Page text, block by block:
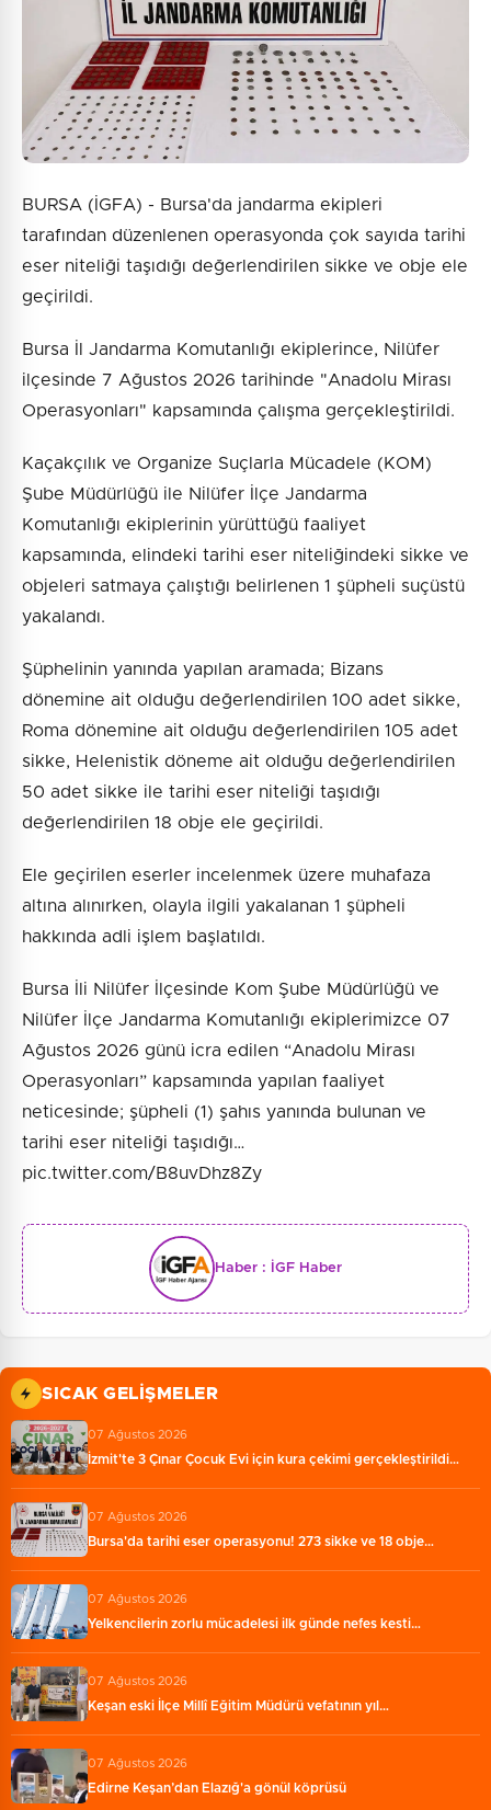
BURSA (İGFA) - Bursa'da jandarma ekipleri
tarafından düzenlenen operasyonda çok sayıda tarihi
eser niteliği taşıdığı değerlendirilen sikke ve obje ele
geçirildi.
Bursa İl Jandarma Komutanlığı ekiplerince, Nilüfer
ilçesinde 7 Ağustos 2026 tarihinde "Anadolu Mirası
Operasyonları" kapsamında çalışma gerçekleştirildi.
Kaçakçılık ve Organize Suçlarla Mücadele (KOM)
Şube Müdürlüğü ile Nilüfer İlçe Jandarma
Komutanlığı ekiplerinin yürüttüğü faaliyet
kapsamında, elindeki tarihi eser niteliğindeki sikke ve
objeleri satmaya çalıştığı belirlenen 1 şüpheli suçüstü
yakalandı.
Şüphelinin yanında yapılan aramada; Bizans
dönemine ait olduğu değerlendirilen 100 adet sikke,
Roma dönemine ait olduğu değerlendirilen 105 adet
sikke, Helenistik döneme ait olduğu değerlendirilen
50 adet sikke ile tarihi eser niteliği taşıdığı
değerlendirilen 18 obje ele geçirildi.
Ele geçirilen eserler incelenmek üzere muhafaza
altına alınırken, olayla ilgili yakalanan 1 şüpheli
hakkında adli işlem başlatıldı.
Bursa İli Nilüfer İlçesinde Kom Şube Müdürlüğü ve
Nilüfer İlçe Jandarma Komutanlığı ekiplerimizce 07
Ağustos 2026 günü icra edilen “Anadolu Mirası
Operasyonları” kapsamında yapılan faaliyet
neticesinde; şüpheli (1) şahıs yanında bulunan ve
tarihi eser niteliği taşıdığı…
pic.twitter.com/B8uvDhz8Zy
Haber : İGF Haber
SICAK GELIŞMELER
07 Ağustos 2026
İzmit'te 3 Çınar Çocuk Evi için kura çekimi gerçekleştirildi…
07 Ağustos 2026
Bursa'da tarihi eser operasyonu! 273 sikke ve 18 obje…
07 Ağustos 2026
Yelkencilerin zorlu mücadelesi ilk günde nefes kesti…
07 Ağustos 2026
Keşan eski İlçe Millî Eğitim Müdürü vefatının yıl…
07 Ağustos 2026
Edirne Keşan’dan Elazığ'a gönül köprüsü